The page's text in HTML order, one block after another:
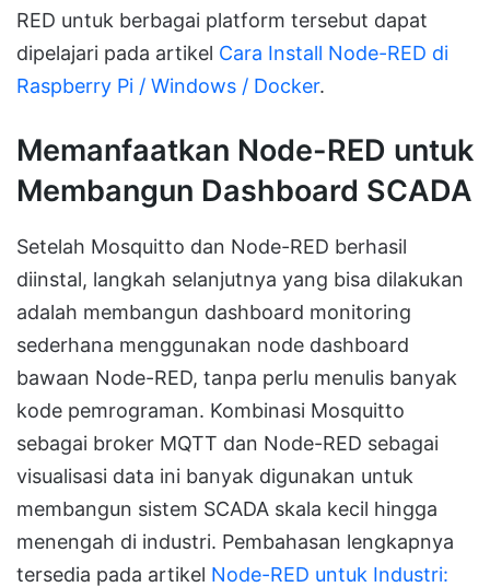
RED untuk berbagai platform tersebut dapat
dipelajari pada artikel Cara Install Node-RED di
Raspberry Pi / Windows / Docker.
Memanfaatkan Node-RED untuk
Membangun Dashboard SCADA
Setelah Mosquitto dan Node-RED berhasil
diinstal, langkah selanjutnya yang bisa dilakukan
adalah membangun dashboard monitoring
sederhana menggunakan node dashboard
bawaan Node-RED, tanpa perlu menulis banyak
kode pemrograman. Kombinasi Mosquitto
sebagai broker MQTT dan Node-RED sebagai
visualisasi data ini banyak digunakan untuk
membangun sistem SCADA skala kecil hingga
menengah di industri. Pembahasan lengkapnya
tersedia pada artikel Node-RED untuk Industri: